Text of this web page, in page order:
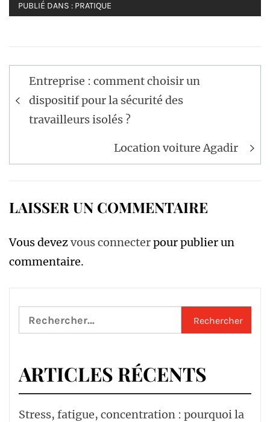
PUBLIÉ DANS : PRATIQUE
Navigation
de
l’article
Entreprise : comment choisir un
dispositif pour la sécurité des
travailleurs isolés ?
Location voiture Agadir
LAISSER UN COMMENTAIRE
Vous devezvous connecterpour publier un
commentaire.
Rechercher :
ARTICLES RÉCENTS
Stress, fatigue, concentration : pourquoi la